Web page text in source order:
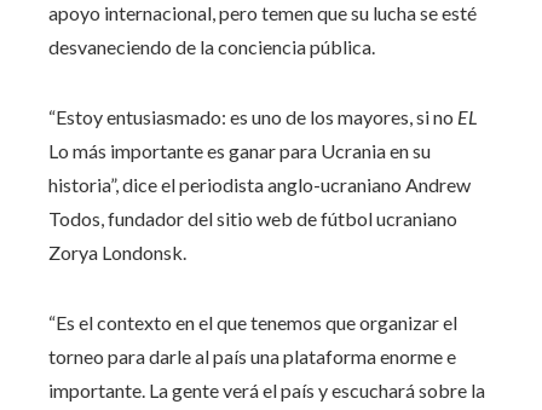
apoyo internacional, pero temen que su lucha se esté
desvaneciendo de la conciencia pública.
“Estoy entusiasmado: es uno de los mayores, si no EL
Lo más importante es ganar para Ucrania en su
historia”, dice el periodista anglo-ucraniano Andrew
Todos, fundador del sitio web de fútbol ucraniano
Zorya Londonsk.
“Es el contexto en el que tenemos que organizar el
torneo para darle al país una plataforma enorme e
importante. La gente verá el país y escuchará sobre la